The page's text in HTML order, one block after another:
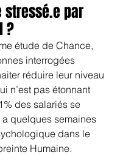
stressé.e par
?
étude de Chance,
interrogées
réduire leur niveau
n’est pas étonnant
des salariés se
quelques semaines
dans le
Humaine.